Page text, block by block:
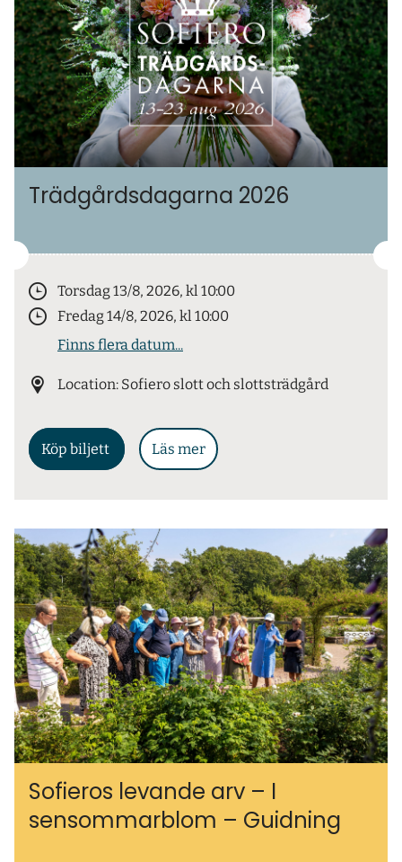
Trädgårdsdagarna 2026
Torsdag 13/8, 2026, kl 10:00
Fredag 14/8, 2026, kl 10:00
Finns flera datum...
Location: Sofiero slott och slottsträdgård
Köp biljett Läs mer
Sofieros levande arv – I
sensommarblom – Guidning